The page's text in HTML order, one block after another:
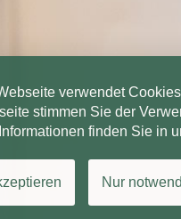
verwendet
stimmen Sie der
finden Sie in
Nur